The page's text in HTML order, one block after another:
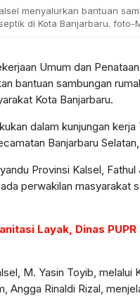
menyalurkan bantuan
di Kota Banjarbaru. foto-
Umum dan
bantuan sambungan
Kota Banjarbaru.
dalam kunjungan
Banjarbaru
Provinsi Kalsel,
perwakilan masyarakat
Layak, Dinas
M. Yasin Toyib, melalui
Angga Rinaldi Rizal,